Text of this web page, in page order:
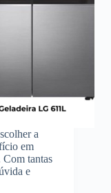
a
em
tantas
e